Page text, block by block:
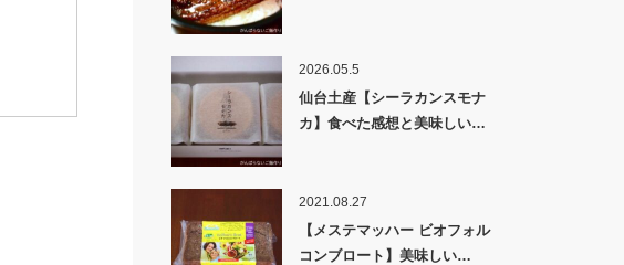
2026.05.5
仙台土産【シーラカンスモナ
カ】食べた感想と美味しい…
2021.08.27
【メステマッハー ビオフォル
コンブロート】美味しい…